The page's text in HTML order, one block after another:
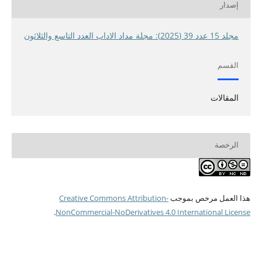
إصدار
مجلد 15 عدد 39 (2025): مجلة مداد الاداب العدد التاسع والثلاثون
القسم
المقالات
الرخصة
هذا العمل مرخص بموجبCreative Commons Attribution-
NonCommercial-NoDerivatives 4.0 International License
.